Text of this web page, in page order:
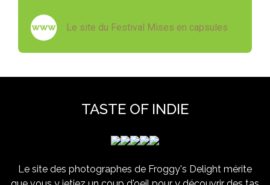
Le site du Festival Mises en capsules
TASTE OF INDIE
Le site des photographes de Froggy's Delight mérite